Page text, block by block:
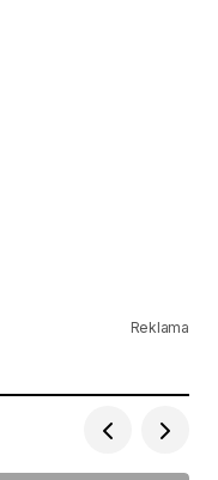
Reklama